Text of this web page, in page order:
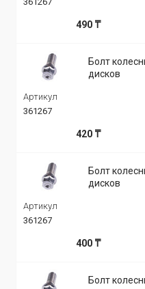
490 ₸
Болт
дисков
Артикул
361267
420 ₸
Болт
дисков
Артикул
361267
400 ₸
Болт